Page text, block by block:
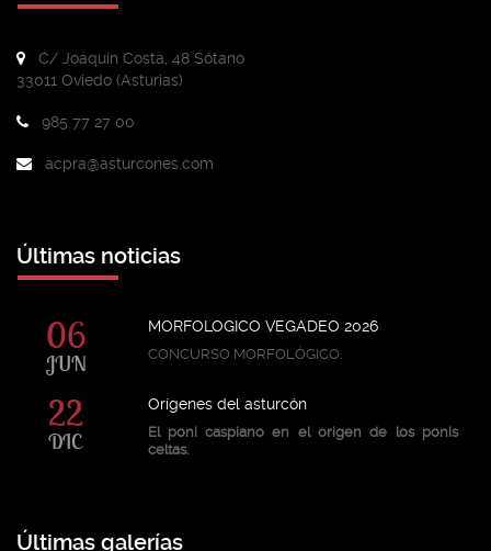
C/ Joaquín Costa, 48 Sótano
33011 Oviedo (Asturias)
985 77 27 00
acpra@asturcones.com
Últimas noticias
06
JUN
MORFOLOGICO VEGADEO 2026
CONCURSO MORFOLÓGICO.
22
DIC
Orígenes del asturcón
El poni caspiano en el origen de los ponis
celtas.
Últimas galerías